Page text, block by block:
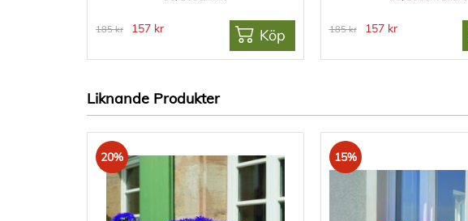
185 kr 157 kr Köp 185 kr 157 kr
Liknande Produkter
20% 15%